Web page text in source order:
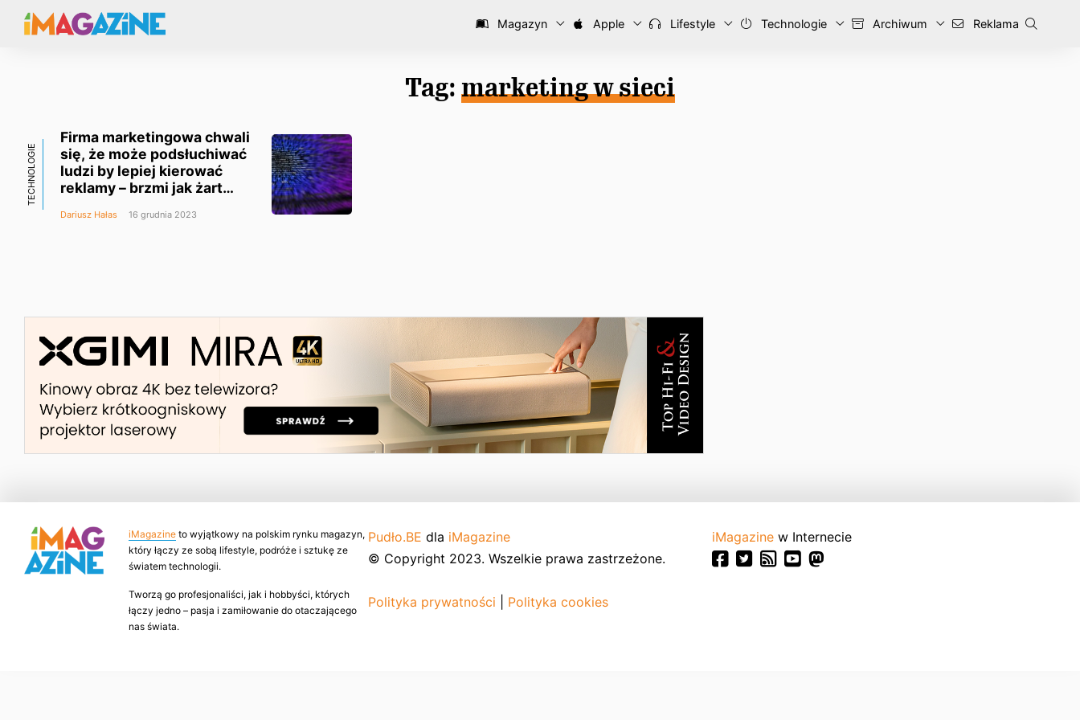
Magazyn Apple Lifestyle Technologie Archiwum Reklama
Tag: marketing w sieci
TECHNOLOGIE
Firma marketingowa chwali
się, że może podsłuchiwać
ludzi by lepiej kierować
reklamy – brzmi jak żart
Dariusz Hałas 16 grudnia 2023
iMagazine to wyjątkowy na polskim rynku magazyn,
który łączy ze sobą lifestyle, podróże i sztukę ze
światem technologii.
Tworzą go profesjonaliści, jak i hobbyści, których
łączy jedno – pasja i zamiłowanie do otaczającego
nas świata.
Pudło.BE dla iMagazine
© Copyright 2023. Wszelkie prawa zastrzeżone.
Polityka prywatności Polityka cookies
iMagazine w Internecie